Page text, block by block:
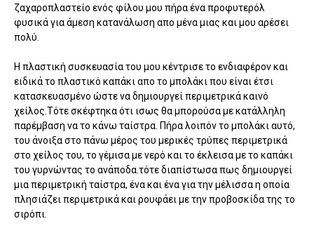
ζαχαροπλαστείο ενός φίλου μου πήρα ένα προφυτερόλ
φυσικά για άμεση κατανάλωση απο μένα μιας και μου αρέσει
πολύ.
Η πλαστική συσκευασία του μου κέντρισε το ενδιαφέρον και
ειδικά το πλαστικό καπάκι απο το μπολάκι που είναι έτσι
κατασκευασμένο ώστε να δημιουργεί περιμετρικά καινό
χείλος.Τότε σκέφτηκα ότι ισως θα μπορούσα με κατάλληλη
παρέμβαση να το κάνω ταίστρα. Πήρα λοιπόν το μπολάκι αυτό,
του άνοιξα στο πάνω μέρος του μερικές τρύπες περιμετρικά
στο χείλος του, το γέμισα με νερό και το έκλεισα με το καπάκι
του γυρνώντας το ανάποδα.τότε διαπίστωσα πως δημιουργεί
μια περιμετρική ταίστρα, ένα και ένα για την μέλισσα η οποία
πλησιάζει περιμετρικά και ρουφάει με την προβοσκίδα της το
σιρόπι.